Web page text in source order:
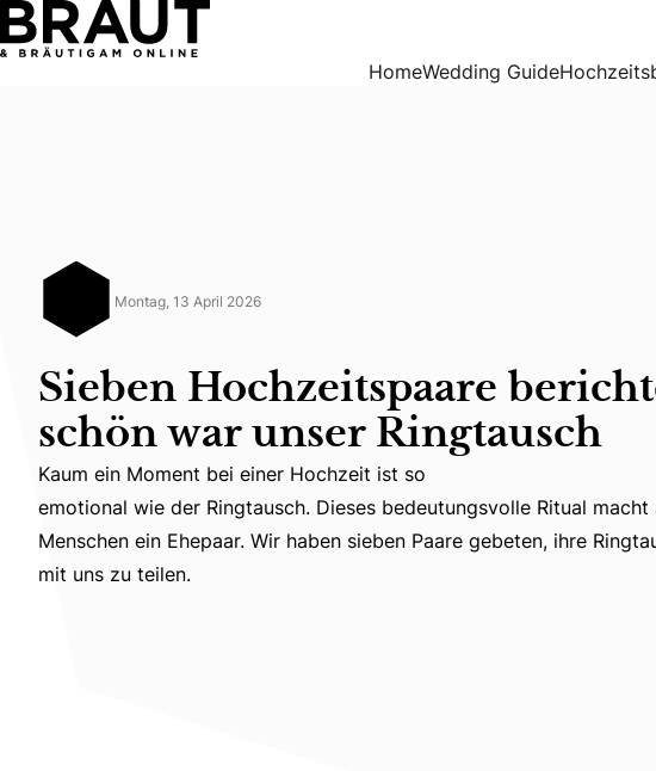
Sieben Hochzeitspaare berichten: So schön war unser Ringtausch
HomeWedding Guide
Montag, 13 April 2026
Sieben Hochzeitspaare
schön war unser Ringtausch
emotional wie der Ringtausch. Dieses bedeutungsvolle Ritual
Kaum ein Moment bei einer Hochzeit ist so
emotional wie der Ringtausch. Dieses bedeutungsvolle Ritual macht
Menschen ein Ehepaar. Wir haben sieben Paare gebeten, ihre
mit uns zu teilen.